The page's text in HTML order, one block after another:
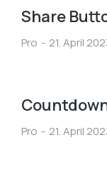
Share
Pro 21. April
Pro 21. April